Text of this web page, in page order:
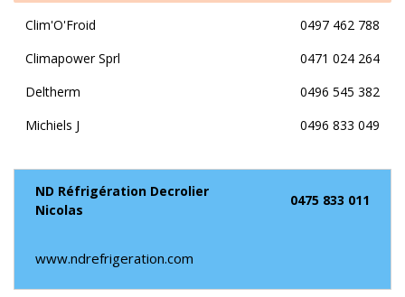
Clim'O'Froid
0497 462 788
Climapower Sprl
0471 024 264
Deltherm
0496 545 382
Michiels J
0496 833 049
ND Réfrigération Decrolier
Nicolas
0475 833 011
www.ndrefrigeration.com